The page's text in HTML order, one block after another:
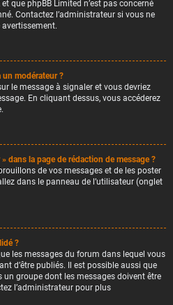
que phpBB Limited n’est pas concerné
Contactez l’administrateur si vous ne
un modérateur ?
le message à signaler et vous devriez
En cliquant dessus, vous accéderez
dans la page de rédaction de message ?
de vos messages et de les poster
dans le panneau de l’utilisateur (onglet
?
les messages du forum dans lequel vous
d’être publiés. Il est possible aussi que
un groupe dont les messages doivent être
l’administrateur pour plus